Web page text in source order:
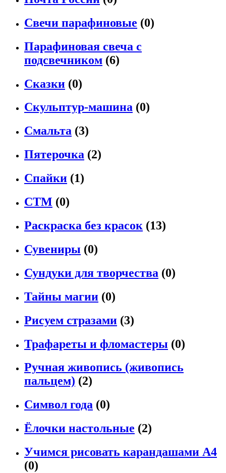
Свечи парафиновые (0)
Парафиновая свеча с
подсвечником (6)
Сказки (0)
Скульптур-машина (0)
Смальта (3)
Пятерочка (2)
Спайки (1)
СТМ (0)
Раскраска без красок (13)
Сувениры (0)
Сундуки для творчества (0)
Тайны магии (0)
Рисуем стразами (3)
Трафареты и фломастеры (0)
Ручная живопись (живопись
пальцем) (2)
Символ года (0)
Ёлочки настольные (2)
Учимся рисовать карандашами А4
(0)